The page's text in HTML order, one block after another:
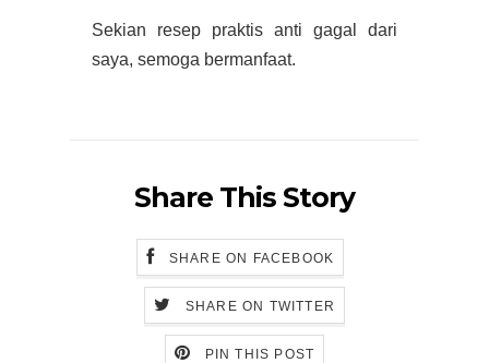
Sekian resep praktis anti gagal dari
saya, semoga bermanfaat.
Share This Story
SHARE ON FACEBOOK
SHARE ON TWITTER
PIN THIS POST